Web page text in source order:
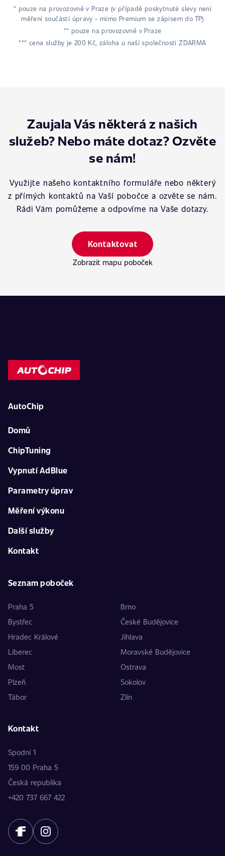
* pouze na provozovně v Praze (v případě poskytnuté slevy není
měření součástí úpravy - mimo Premium se zápisem do TP)
** pouze na provozovně v Praze
*** cena služby je 200 Kč, záloha u naší společnosti ZDARMA
Zaujala Vás některá z našich
služeb? Nebo máte dotaz? Ozvěte
se nám!
Využijte našeho kontaktního formuláře nebo některý
z přímých kontaktů na Vaší pobočce a ozvěte se nám.
Rádi Vám pomůžeme a odpovíme na Vaše dotazy.
Kontaktovat
Zobrazit mapu poboček
AutoChip
Domů
ChipTuning
Vypnutí AdBlue
Parametry úprav
Měření výkonu
Další služby
Kontakt
Seznam poboček
Praha 5
Brno
Bystřec
České Budějovice
Hradec Králové
Jihlava
Liberec
Moravské Budějovice
Most
Ostrava
Plzeň
Sokolov
Tábor
Zlín
Kontakt
Spodní 1
159 00 Praha 5
Česká republika
+420 737 667 422